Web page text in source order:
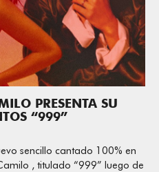
PRESENTA SU
“999”
sencillo cantado 100% en
, titulado “999” luego de